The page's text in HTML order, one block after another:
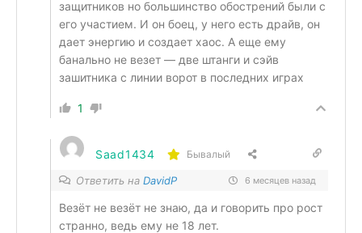
защитников но большинство обострений были с
его участием. И он боец, у него есть драйв, он
дает энергию и создает хаос. А еще ему
банально не везет — две штанги и сэйв
зашитника с линии ворот в последних играх
1
Saad1434 Бывалый
Ответить на DavidP 6 месяцев назад
Везёт не везёт не знаю, да и говорить про рост
странно, ведь ему не 18 лет.